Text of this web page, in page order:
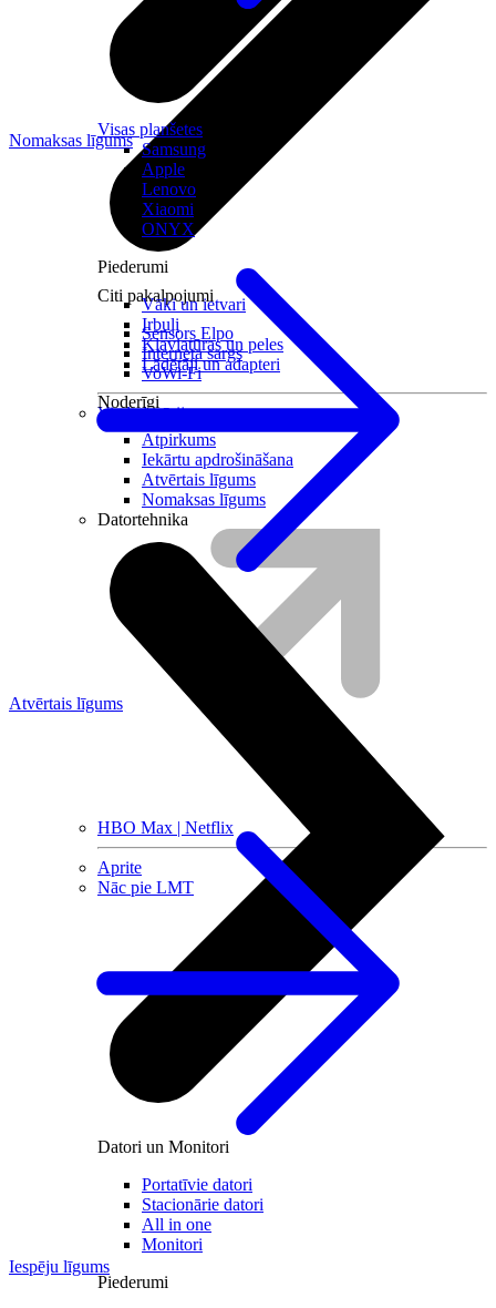
Citi pakalpojumi
Sensors Elpo
Interneta sargs
VoWi-Fi
Viedtelevīzija
HBO Max | Netflix
Aprite
Nāc pie LMT
Visas planšetes
Samsung
Apple
Lenovo
Xiaomi
ONYX
Piederumi
Vāki un ietvari
Irbuļi
Klaviatūras un peles
Lādētāji un adapteri
Noderīgi
Atpirkums
Iekārtu apdrošināšana
Atvērtais līgums
Nomaksas līgums
Datortehnika
Datori un Monitori
Portatīvie datori
Stacionārie datori
All in one
Monitori
Piederumi
Nomaksas līgums
Atvērtais līgums
Iespēju līgums